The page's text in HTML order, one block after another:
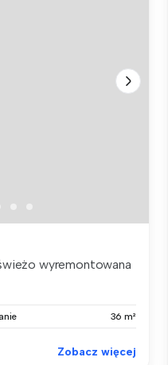
wyremontowana
36 m²
Zobacz więcej